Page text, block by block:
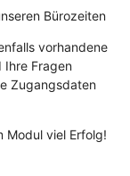
Bürozeiten
vorhandene
Ihre Fragen
Zugangsdaten
Modul viel Erfolg!